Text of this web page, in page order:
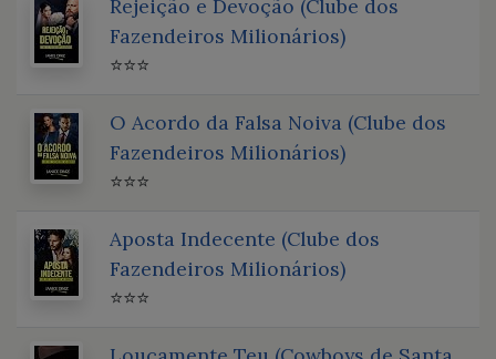
Rejeição e Devoção (Clube dos
Fazendeiros Milionários)
⭐⭐⭐
O Acordo da Falsa Noiva (Clube dos
Fazendeiros Milionários)
⭐⭐⭐
Aposta Indecente (Clube dos
Fazendeiros Milionários)
⭐⭐⭐